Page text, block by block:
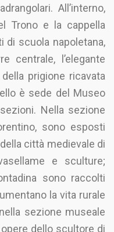
All’interno,
Trono e la cappella
di scuola napoletana,
centrale, l’elegante
prigione ricavata
è sede del Museo
Nella sezione
sono esposti
città medievale di
e sculture;
sono raccolti
la vita rurale
sezione museale
dello scultore di